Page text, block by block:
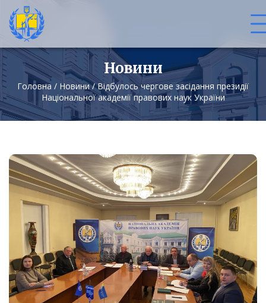
Новини
Головна / Новини/Відбулось чергове засідання президії
Національної академії правових наук України